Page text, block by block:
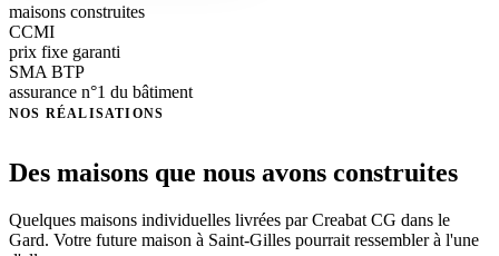
maisons construites
CCMI
prix fixe garanti
SMA BTP
assurance n°1 du bâtiment
NOS RÉALISATIONS
Des maisons que nous avons construites
Quelques maisons individuelles livrées par Creabat CG dans le
Gard. Votre future maison à Saint-Gilles pourrait ressembler à l'une